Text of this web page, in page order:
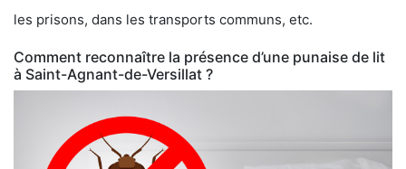
les prisons, dans les transports communs, etc.
Comment reconnaître la présence d’une punaise de lit
à Saint-Agnant-de-Versillat ?